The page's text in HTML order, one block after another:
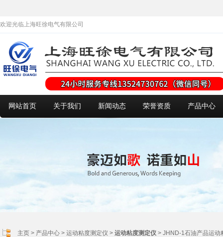
欢迎光临上海旺徐电气有限公司
网站首页 关于我们 新闻动态 荣誉资质 产品中心
主页 > 产品中心 > 运动粘度测定仪 > 运动粘度测定仪 > JHND-1石油产品运动